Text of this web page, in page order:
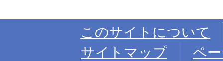
このサイトについて
サイトマップ
ペ